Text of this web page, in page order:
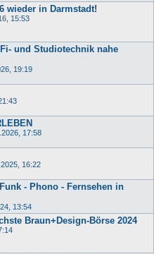
wieder in Darmstadt!
15:53
und Studiotechnik nahe
19:19
17:58
16:22
- Phono - Fernsehen in
13:54
Braun+Design-Börse 2024